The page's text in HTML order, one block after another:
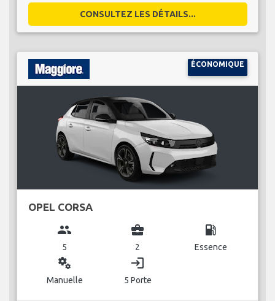
CONSULTEZ LES DÉTAILS...
ÉCONOMIQUE
OPEL CORSA
group
5
business_center
2
local_gas_station
Essence
miscellaneous_services
Manuelle
login
5 Porte